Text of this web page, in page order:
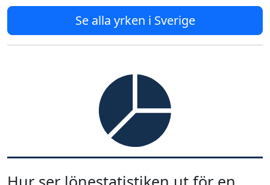
Se alla yrken i Sverige